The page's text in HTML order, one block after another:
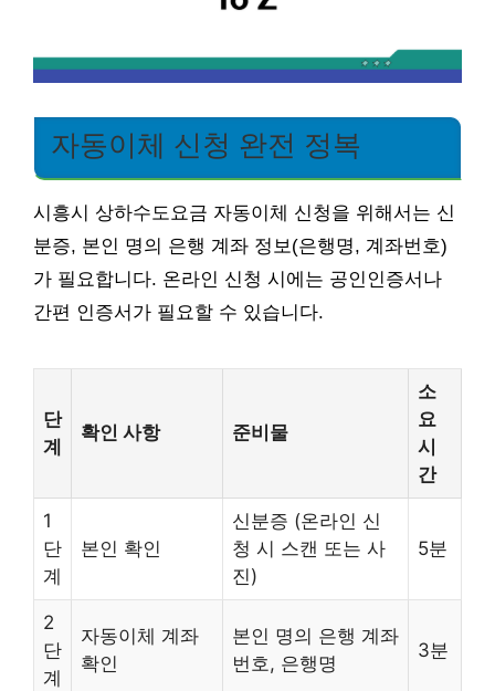
자동이체 신청 완전 정복
시흥시 상하수도요금 자동이체 신청을 위해서는 신
분증, 본인 명의 은행 계좌 정보(은행명, 계좌번호)
가 필요합니다. 온라인 신청 시에는 공인인증서나
간편 인증서가 필요할 수 있습니다.
단
계
확인 사항 준비물
소
요
시
간
1
단
계
본인 확인
신분증 (온라인 신
청 시 스캔 또는 사
진)
5분
2
단
계
자동이체 계좌
확인
본인 명의 은행 계좌
번호, 은행명
3분